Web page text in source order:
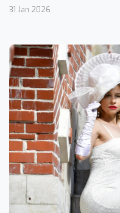
31 Jan 2026